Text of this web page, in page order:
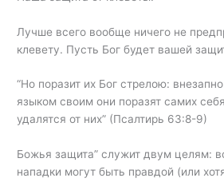
Лучше всего вообще ничего не
клевету. Пусть Бог будет вашей
“Но поразит их Бог стрелою:
языком своим они поразят самих
удалятся от них” (Псалтирь 63:8-9)
Божья защита” служит двум целям:
нападки могут быть правдой (или